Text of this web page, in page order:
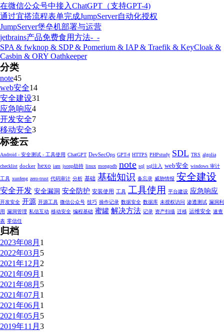
在微信公众号中接入ChatGPT（支持GPT-4)
通过宜搭流程表单完成JumpServer自动化授权
JumpServer堡垒机部署与运营
jetbrains产品免费食用方法-_-
SPA & fwknop & SDP & Pomerium & IAP & Traefik & KeyCloak &
Casbin & ORY Oathkeeper
分类
note45
web安全14
安全建设31
应急响应4
开发安全7
移动安全3
标签云
Android - 安全测试 - 工具使用 ChatGPT DevSecOps GPT-4 HTTPS PHPstudy SDL TRS algolia
checklist docker hexo iam jsonp劫持 linux mongodb note sql sql注入 web安全 windows 审计
工具 xunfeng zero-trust 代码审计 分析 基础 基础知识 备忘录 威胁情报 安全建设
安全开发 安全漏洞 安全防护 安装使用 工具 工具使用 平台建设 应急响应
开发安全 开源 开源工具 微信公众号 技巧 操作记录 数据安全 数据库 未授权访问 渗透测试 漏洞利
用 漏洞管理 私信互动 移动安全 编程基础 蜜罐 解决方法 记录 资产扫描 迁移 运维安全 速查
表 零信任
归档
2023年08月 1
2022年03月 5
2021年12月 2
2021年09月 1
2021年08月 5
2021年07月 1
2021年06月 1
2021年05月 5
2019年11月 3